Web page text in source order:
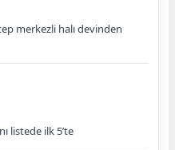
merkezli halı devinden
listede ilk 5’te